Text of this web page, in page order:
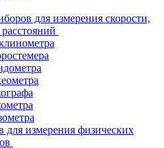
для измерения скорости,
для измерения физических